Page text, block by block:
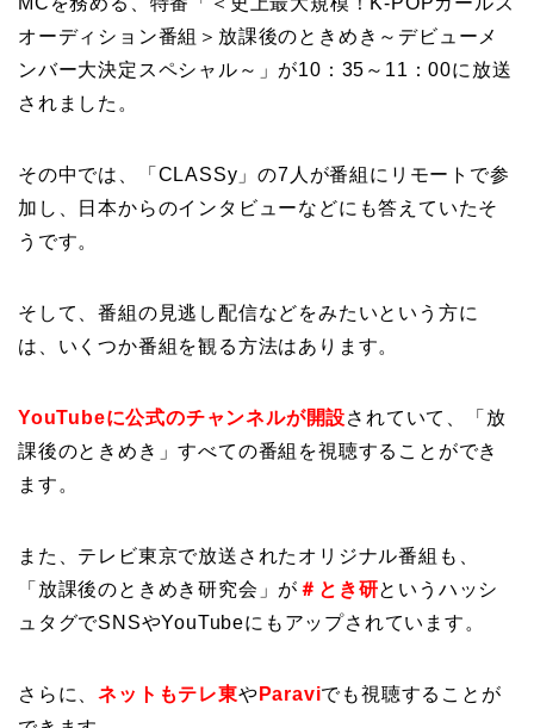
オーディション番組＞放課後のときめき～デビューメ
ンバー大決定スペシャル～」が10：35～11：00に放送
されました。
その中では、「CLASSy」の7人が番組にリモートで参
加し、日本からのインタビューなどにも答えていたそ
うです。
そして、番組の見逃し配信などをみたいという方に
は、いくつか番組を観る方法はあります。
YouTubeに公式のチャンネルが開設されていて、「放
課後のときめき」すべての番組を視聴することができ
ます。
また、テレビ東京で放送されたオリジナル番組も、
「放課後のときめき研究会」が ＃とき研というハッシ
ュタグでSNSやYouTubeにもアップされています。
さらに、ネットもテレ東や Paraviでも視聴することが